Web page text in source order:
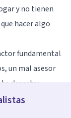
y no tienen
hacer algo
fundamental
un mal asesor
desastre.
de jugar